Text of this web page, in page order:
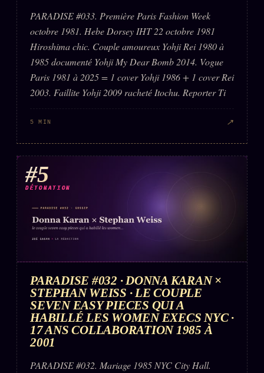
PARADISE #033. Première Paris Fashion Week
octobre 1981. Hebe Dorsey IHT 22 octobre 1981
Hiroshima chic. Couple amoureux Yohji Rei 1980 à
1985 documenté Yohji My Dear Bomb 2014. Vogue
Paris 1981 à 2025 = 1 cover Yohji 1986 + 1 cover Rei
2003. Faillite Yohji 2009 racheté Itochu. Reporter Ti
5 MIN ↗
#5
DÉTONATION
PARADISE #032 · DONNA KARAN ×
STEPHAN WEISS · LE COUPLE
SEVEN EASY PIECES QUI A
HABILLÉ LES WOMEN EXECS NYC ·
17 ANS COLLABORATION 1985 À
2001
PARADISE #032. Mariage 1985 NYC City Hall.